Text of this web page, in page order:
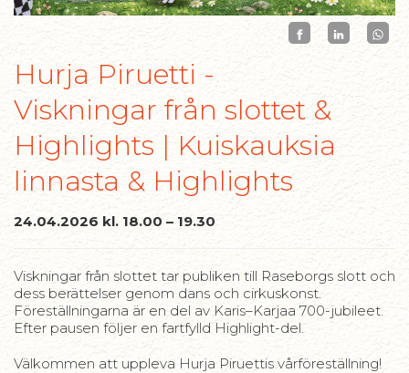
Hurja Piruetti -
Viskningar från slottet &
Highlights | Kuiskauksia
linnasta & Highlights
24.04.2026 kl. 18.00 – 19.30
Viskningar från slottet tar publiken till Raseborgs slott och
dess berättelser genom dans och cirkuskonst.
Föreställningarna är en del av Karis–Karjaa 700-jubileet.
Efter pausen följer en fartfylld Highlight-del.
Välkommen att uppleva Hurja Piruettis vårföreställning!